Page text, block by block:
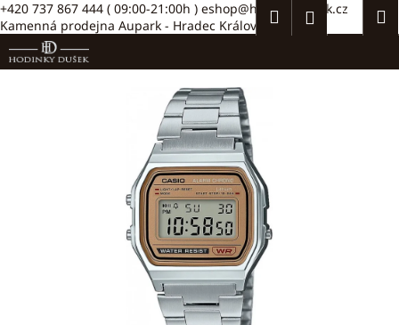
Přejít
na
+420 737 867 444 ( 09:00-21:00h ) eshop@hodinkydusek.cz
Kamenná prodejna Aupark - Hradec Králové >>
HledatPřihlášení
K
o
š
í
Zpět
Zpět